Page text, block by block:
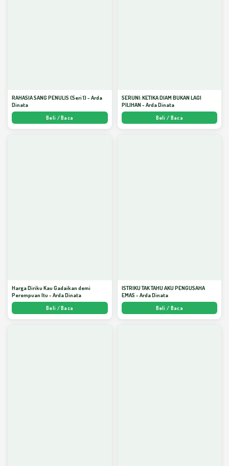
RAHASIA SANG PENULIS (Seri 1) - Arda
Dinata
Beli / Baca
SERUNI: KETIKA DIAM BUKAN LAGI
PILIHAN - Arda Dinata
Beli / Baca
Harga Diriku Kau Gadaikan demi
Perempuan Itu - Arda Dinata
Beli / Baca
ISTRIKU TAK TAHU AKU PENGUSAHA
EMAS - Arda Dinata
Beli / Baca